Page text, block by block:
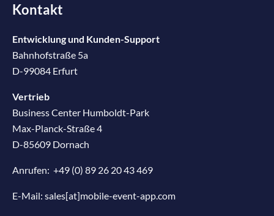
Kontakt
Entwicklung und Kunden-Support
Bahnhofstraße 5a
D-99084 Erfurt
Vertrieb
Business Center Humboldt-Park
Max-Planck-Straße 4
D-85609 Dornach
Anrufen: +49 (0) 89 26 20 43 469
E-Mail: sales[at]mobile-event-app.com